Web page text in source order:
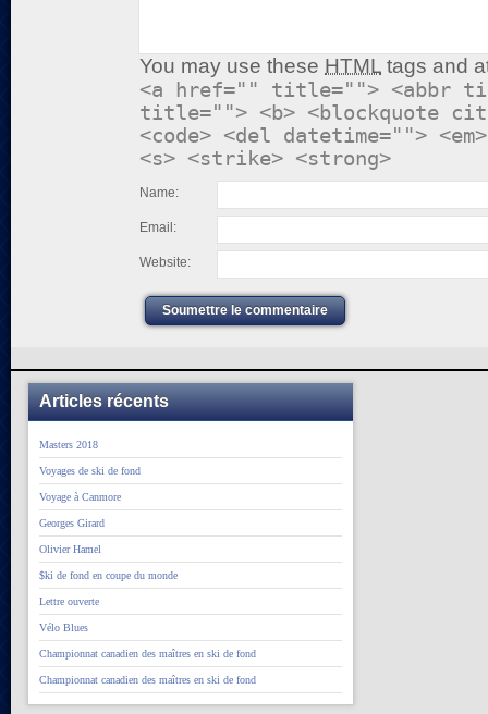
You may use these HTML tags and
<a href="" title=""> <abbr
title=""> <b> <blockquote
<code> <del datetime="">
<s> <strike> <strong>
Name:
Email:
Website:
Soumettre le commentaire
Articles récents
Masters 2018
Voyages de ski de fond
Voyage à Canmore
Georges Girard
Olivier Hamel
$ki de fond en coupe du monde
Lettre ouverte
Vélo Blues
Championnat canadien des maîtres en ski de fond
Championnat canadien des maîtres en ski de fond